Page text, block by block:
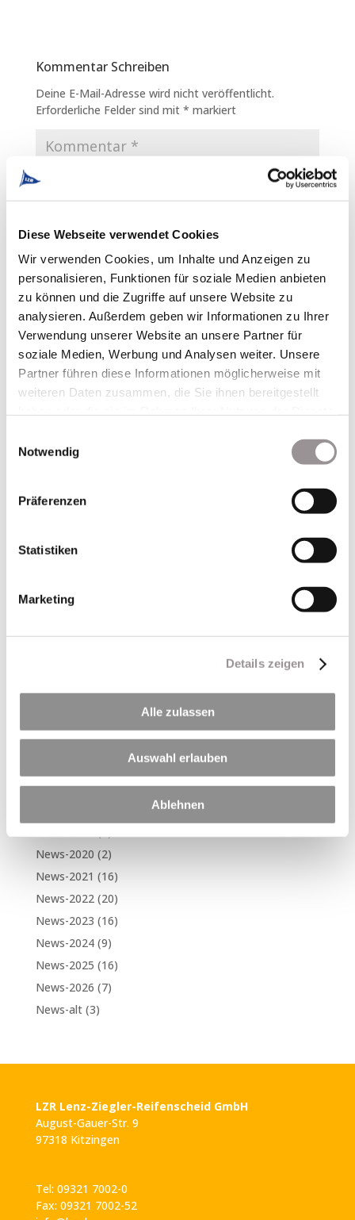
Diese Webseite verwendet Cookies
Wir verwenden Cookies, um Inhalte und Anzeigen zu
personalisieren, Funktionen für soziale Medien anbieten
zu können und die Zugriffe auf unsere Website zu
analysieren. Außerdem geben wir Informationen zu Ihrer
Verwendung unserer Website an unsere Partner für
soziale Medien, Werbung und Analysen weiter. Unsere
Partner führen diese Informationen möglicherweise mit
weiteren Daten zusammen, die Sie ihnen bereitgestellt
Notwendig
Präferenzen
Statistiken
Marketing
Details zeigen
Alle zulassen
Auswahl erlauben
Ablehnen
Kommentar Schreiben
Deine E-Mail-Adresse wird nicht veröffentlicht.
Erforderliche Felder sind mit * markiert
Neueste Beiträge
🏊🚴🏃 Triathlon am Hörblacher Baggersee – Sport,
Gemeinschaft und jede Menge Spaß! 🍍
Neueste Kommentare
News-2017(1)
News-2020 (2)
News-2021 (16)
News-2022(20)
News-2023 (16)
News-2024(9)
News-2025 (16)
News-2026 (7)
News-alt(3)
LZR Lenz-Ziegler-Reifenscheid GmbH
August-Gauer-Str. 9
97318 Kitzingen
Tel: 09321 7002-0
Fax: 09321 7002-52